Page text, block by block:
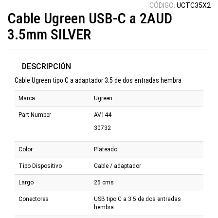
CÓDIGO: UCTC35X2
Cable Ugreen USB-C a 2AUD
3.5mm SILVER
DESCRIPCIÓN
Cable Ugreen tipo C a adaptador 3.5 de dos entradas hembra
Marca Ugreen
Part Number
AV144
30732
Color Plateado
Tipo Dispositivo Cable / adaptador
Largo 25 cms
Conectores
USB tipo C a 3.5 de dos entradas
hembra